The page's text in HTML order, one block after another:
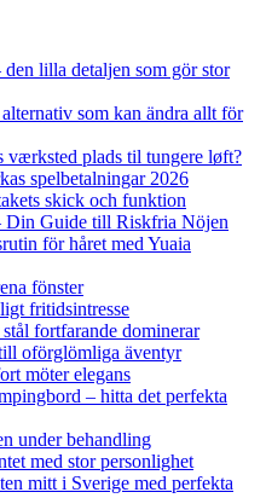
lilla detaljen som gör stor
som kan ändra allt för
plads til tungere løft?
spelbetalningar 2026
skick och funktion
Din Guide till Riskfria Nöjen
för håret med Yuaia
fönster
fritidsintresse
fortfarande dominerar
oförglömliga äventyr
möter elegans
– hitta det perfekta
under behandling
med stor personlighet
mitt i Sverige med perfekta